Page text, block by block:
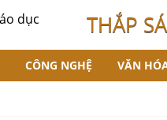
THẮP
CÔNG NGHỆ VĂN